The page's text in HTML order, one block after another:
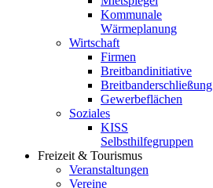
Kommunale
Wärmeplanung
Wirtschaft
Firmen
Breitbandinitiative
Breitbanderschließung
Gewerbeflächen
Soziales
KISS
Selbsthilfegruppen
Freizeit & Tourismus
Veranstaltungen
Vereine